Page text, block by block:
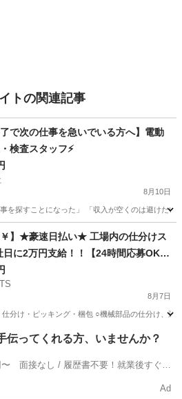
トの関連記事
で次の仕事を急いでいる方へ】電動
検査スタッフ⚡
8月10日
を探すことになった」 「収入が空くのは避けた
スタッフ
￥】★豪速日払い★ 工場内の仕分けス
日に2万円支給！！【24時間応募OK】
8月7日
仕分け・ピッキング・梱包 ○機械部品の仕分け、
仕分け スタッフ
伝ってくれる方、いませんか？
〜 面接なし / 履歴書不要！就業後すぐに
Ad